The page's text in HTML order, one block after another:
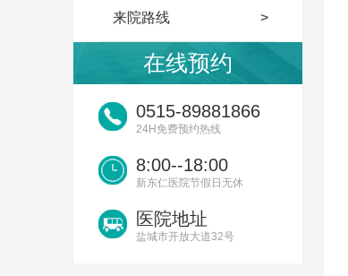
来院路线
在线预约
0515-89881866
24H免费预约热线
8:00--18:00
新东仁医院节假日无休
医院地址
盐城市开放大道32号